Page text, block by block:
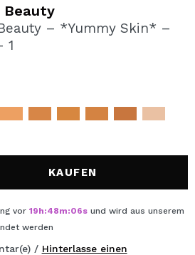
Kontos bei Maquillalia.de
schnell tätigen, den Status Ihrer
und Ihre bisherigen Vorgänge
Beauty
– *Yummy Skin* –
1
KAUFEN
vor 19h:48m:06s und wird aus unserem
werden
/ Hinterlasse einen